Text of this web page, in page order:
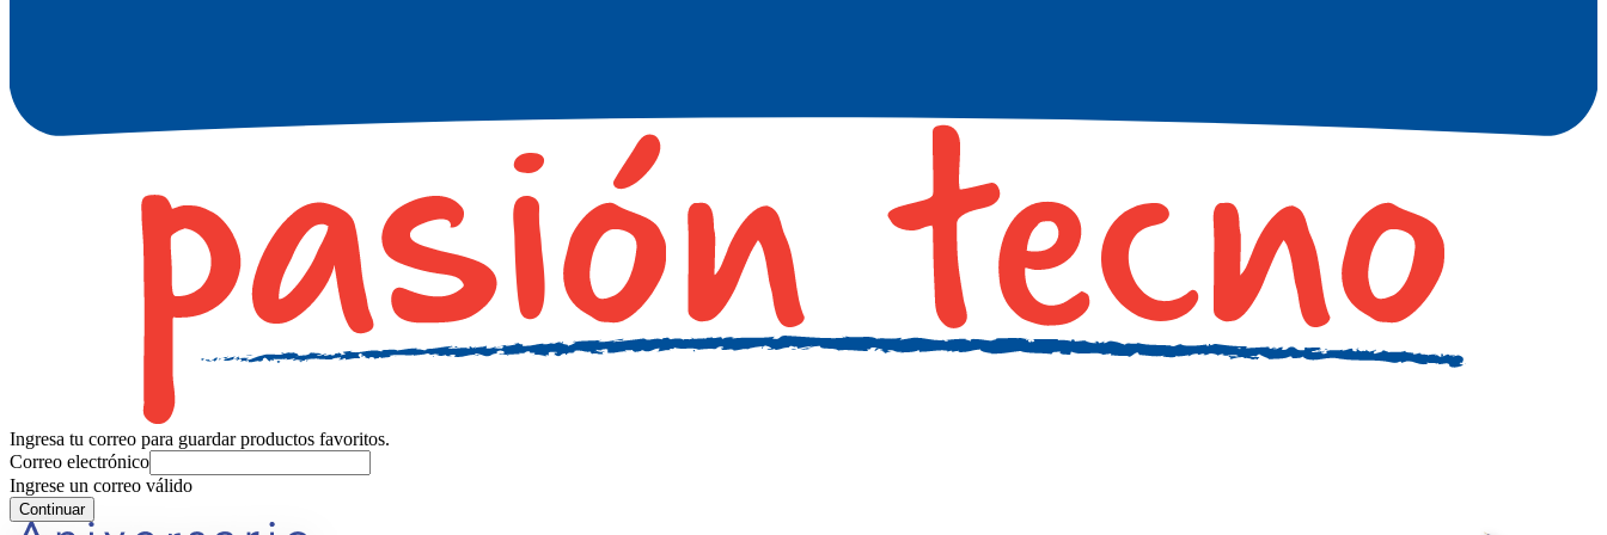
Ingresa tu correo para guardar productos favoritos.
Correo electrónico
Ingrese un correo válido
Continuar